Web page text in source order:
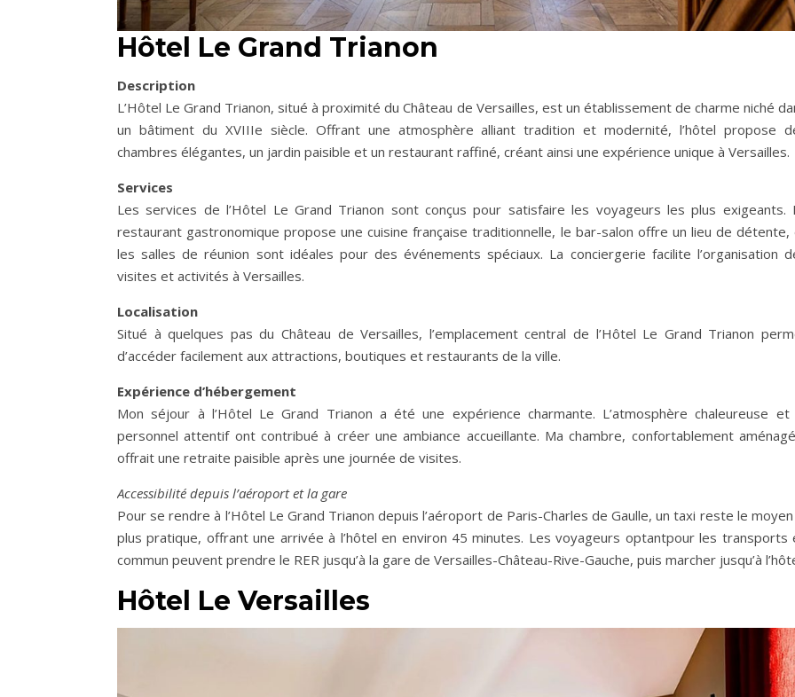
Hôtel Le Grand Trianon
Description
L’Hôtel Le Grand Trianon, situé à proximité du Château de Versailles, est un établissement de charme niché
un bâtiment du XVIIIe siècle. Offrant une atmosphère alliant tradition et modernité, l’hôtel propose
chambres élégantes, un jardin paisible et un restaurant raffiné, créant ainsi une expérience unique à Versailles.
Services
Les services de l’Hôtel Le Grand Trianon sont conçus pour satisfaire les voyageurs les plus exigeants.
restaurant gastronomique propose une cuisine française traditionnelle, le bar-salon offre un lieu de détente,
les salles de réunion sont idéales pour des événements spéciaux. La conciergerie facilite l’organisation
visites et activités à Versailles.
Localisation
Situé à quelques pas du Château de Versailles, l’emplacement central de l’Hôtel Le Grand Trianon
d’accéder facilement aux attractions, boutiques et restaurants de la ville.
Expérience d’hébergement
Mon séjour à l’Hôtel Le Grand Trianon a été une expérience charmante. L’atmosphère chaleureuse et
personnel attentif ont contribué à créer une ambiance accueillante. Ma chambre, confortablement
offrait une retraite paisible après une journée de visites.
Accessibilité depuis l’aéroport et la gare
Pour se rendre à l’Hôtel Le Grand Trianon depuis l’aéroport de Paris-Charles de Gaulle, un taxi reste le
plus pratique, offrant une arrivée à l’hôtel en environ 45 minutes. Les voyageurs optantpour les transports
commun peuvent prendre le RER jusqu’à la gare de Versailles-Château-Rive-Gauche, puis marcher jusqu’à
Hôtel Le Versailles